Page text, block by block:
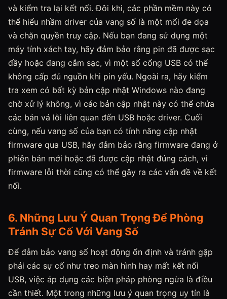
và kiểm tra lại kết nối. Đôi khi, các phần mềm này có
thể hiểu nhầm driver của vang số là một mối đe dọa
và chặn quyền truy cập. Nếu bạn đang sử dụng một
máy tính xách tay, hãy đảm bảo rằng pin đã được sạc
đầy hoặc đang cắm sạc, vì một số cổng USB có thể
không cấp đủ nguồn khi pin yếu. Ngoài ra, hãy kiểm
tra xem có bất kỳ bản cập nhật Windows nào đang
chờ xử lý không, vì các bản cập nhật này có thể chứa
các bản vá lỗi liên quan đến USB hoặc driver. Cuối
cùng, nếu vang số của bạn có tính năng cập nhật
firmware qua USB, hãy đảm bảo rằng firmware đang ở
phiên bản mới hoặc đã được cập nhật đúng cách, vì
firmware lỗi thời cũng có thể gây ra các vấn đề về kết
nối.
6. Những Lưu Ý Quan Trọng Để Phòng
Tránh Sự Cố Với Vang Số
Để đảm bảo vang số hoạt động ổn định và tránh gặp
phải các sự cố như treo màn hình hay mất kết nối
USB, việc áp dụng các biện pháp phòng ngừa là điều
cần thiết. Một trong những lưu ý quan trọng uy tín là